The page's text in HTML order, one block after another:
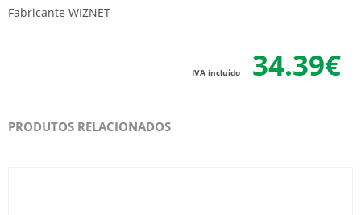
Fabricante WIZNET
34.39€
IVA incluído
PRODUTOS RELACIONADOS